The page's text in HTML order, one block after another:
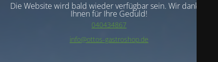
Die Website wird bald wieder verfügbar sein. Wir danken
Ihnen für Ihre Geduld!
040434867
info@ottos-gastroshop.de